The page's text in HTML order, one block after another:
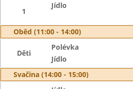
1
Jídlo
Oběd (11:00 - 14:00)
Děti
Polévka
Jídlo
Svačina (14:00 - 15:00)